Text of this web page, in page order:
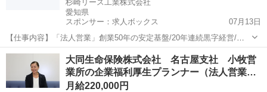
杉崎リース工業株式会社
愛知県
スポンサー：求人ボックス
07月13日
【仕事内容】「法人営業」創業50年の安定基盤/20年連続黒字経営/残
業少なめ「名古屋支店」 仕事内容: 工事現場で資材搬入路や重機・重
量運搬機の足場として用いられる 『敷鉄板』をはじめ、工事現場で用
いる仮設材のレンタルを提案してい...
正社員
大同生命保険株式会社 名古屋支社 小牧営
業所の企業福利厚生プランナー（法人営業…
月給220,000円